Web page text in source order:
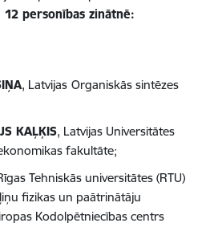
personības zinātnē:
, Latvijas Organiskās sintēzes
KAĻĶIS, Latvijas Universitātes
fakultāte;
Tehniskās universitātes (RTU)
fizikas un paātrinātāju
Kodolpētniecības centrs